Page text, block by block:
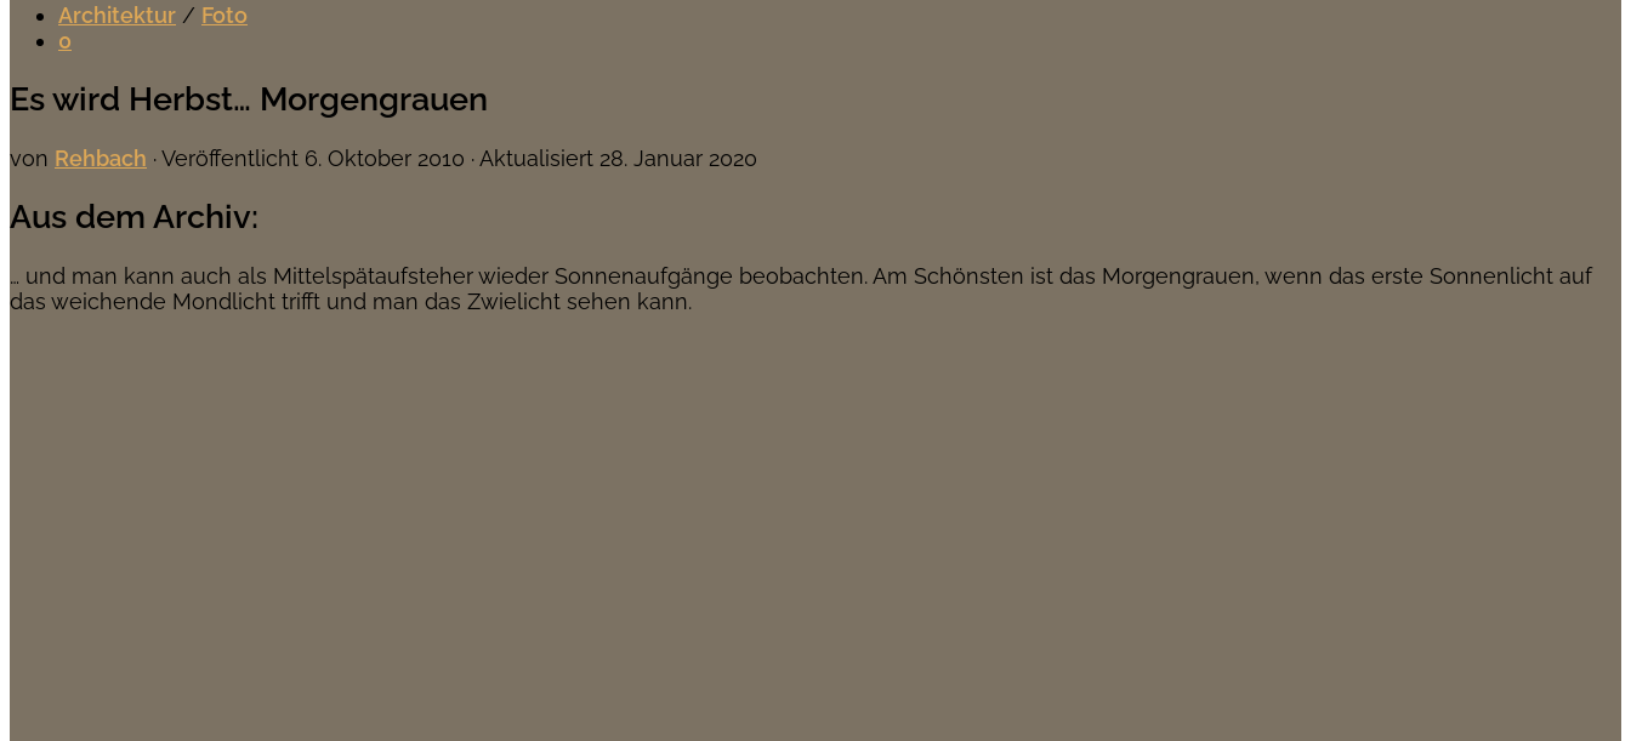
Architektur / Foto
0
Es wird Herbst… Morgengrauen
von Rehbach · Veröffentlicht 6. Oktober 2010 · Aktualisiert 28. Januar 2020
Aus dem Archiv:
… und man kann auch als Mittelspätaufsteher wieder Sonnenaufgänge beobachten. Am Schönsten ist das Morgengrauen, wenn das erste Sonnenlicht auf
das weichende Mondlicht trifft und man das Zwielicht sehen kann.